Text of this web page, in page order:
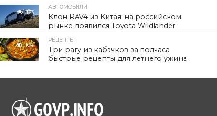
133
АВТОМОБИЛИ
Клон RAV4 из Китая: на российском
рынке появился Toyota Wildlander
104
РЕЦЕПТЫ
Три рагу из кабачков за полчаса:
быстрые рецепты для летнего ужина